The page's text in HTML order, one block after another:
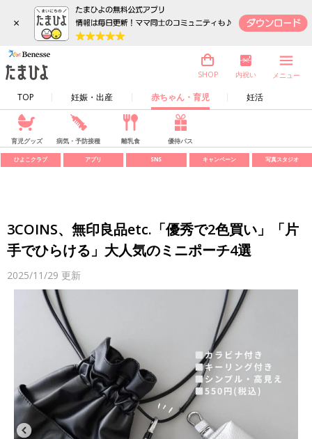
×
TOP 妊娠・出産 赤ちゃん・育児 妊活
SHOP 内祝い メニュー
育児グッズ 病気・予防接種 離乳食 優待パス
ひよこクラブ アプリ SNS キャンペーン 写真スタジオ
3COINS、無印良品etc.「優秀で2色買い」「片
手でひらける」大人気のミニポーチ4選
2025/11/29 更新